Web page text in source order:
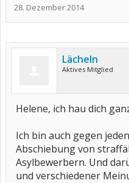
28. Dezember 2014
Lächeln
Aktives Mitglied
Helene, ich hau dich
Ich bin auch gegen
Abschiebung von
Asylbewerbern. Und
und verschiedener